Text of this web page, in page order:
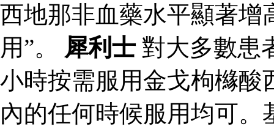
西地那非血藥水平顯著增
用”。 犀利士 對大多數患
小時按需服用金戈枸櫞酸
內的任何時候服用均可